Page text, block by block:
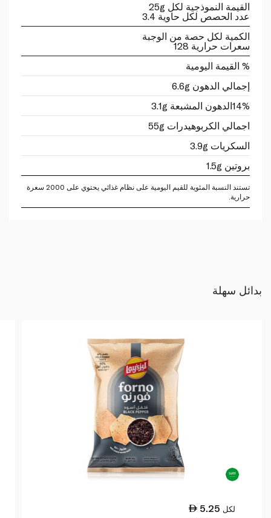
القيمة النموذجية لكل 25g
عدد الحصص لكل حاوية 3.4
الكمية لكل حصة من الوجبة
سعرات حرارية 128
% القيمة اليومية
إجمالي الدهون 6.6g
الدهون المشبعة 3.1g14%
اجمالي الكربوهيدرات 55g
السكريات 3.9g
بروتين 1.5g
تستند النسبة المئوية للقيم اليومية على نظام غذائي يحتوي على 2000 سعرة
حرارية.
بدائل سهلة
5.25 لكل